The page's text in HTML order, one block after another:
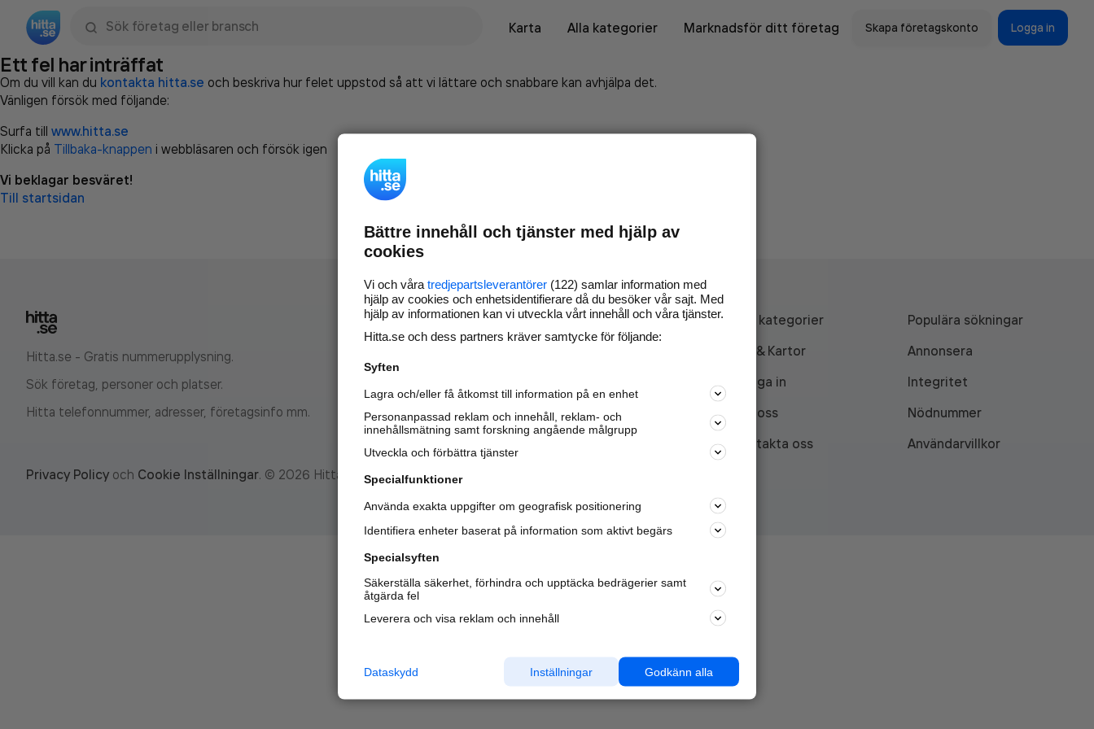
Karta
Alla kategorier Marknadsför ditt företag Skapa företagskonto Logga in
Ett fel har inträffat
Om du vill kan du kontakta hitta.se och beskriva hur felet uppstod så att vi lättare och snabbare kan avhjälpa det.
Vänligen försök med följande:
Surfa till www.hitta.se
Klicka på Tillbaka-knappen i webbläsaren och försök igen
Vi beklagar besväret!
Till startsidan
Hitta.se - Gratis nummerupplysning.
Sök företag, personer och platser.
Hitta telefonnummer, adresser, företagsinfo mm.
Marknadsför företaget på
nya kunder och
samarbetspartners nära dig.
Läs mer här
Alla kategorier
Populära sökningar
API & Kartor
Annonsera
Logga in
Integritet
Om oss
Nödnummer
Kontakta oss
Användarvillkor
Privacy Policy och Cookie Inställningar. © 2026 Hitta.se
Bättre innehåll och tjänster med hjälp av
cookies
Vi och våra tredjepartsleverantörer (122) samlar information med
hjälp av cookies och enhetsidentifierare då du besöker vår sajt. Med
hjälp av informationen kan vi utveckla vårt innehåll och våra tjänster.
Hitta.se och dess partners kräver samtycke för följande:
Syften
Lagra och/eller få åtkomst till information på en enhet
Personanpassad reklam och innehåll, reklam- och
innehållsmätning samt forskning angående målgrupp
Utveckla och förbättra tjänster
Specialfunktioner
Använda exakta uppgifter om geografisk positionering
Identifiera enheter baserat på information som aktivt begärs
Specialsyften
Säkerställa säkerhet, förhindra och upptäcka bedrägerier samt
åtgärda fel
Leverera och visa reklam och innehåll
Godkänn alla
Inställningar
Dataskydd